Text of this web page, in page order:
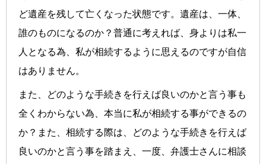
ど遺産を残して亡くなった状態です。遺産は、一体、
誰のものになるのか？普通に考えれば、身よりは私一
人となる為、私が相続するように思えるのですが自信
はありません。
また、どのような手続きを行えば良いのかと言う事も
全くわからない為、本当に私が相続する事ができるの
か？また、相続する際は、どのような手続きを行えば
良いのかと言う事を踏まえ、一度、弁護士さんに相談